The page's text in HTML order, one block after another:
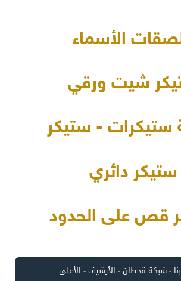
الأسماء
شيت ورقي
ستيكرات - ستيكر
ستيكر دائري
قص على الحدود
-شبكة قحطان- الأرشيف- الأعلى